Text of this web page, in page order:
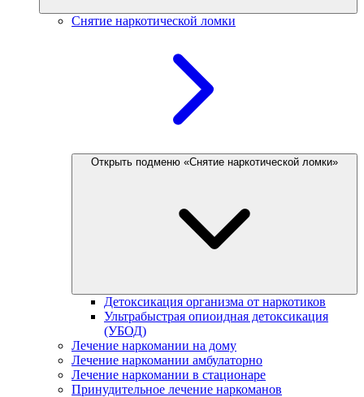
Снятие наркотической ломки
Открыть подменю «Снятие наркотической ломки»
Детоксикация организма от наркотиков
Ультрабыстрая опиоидная детоксикация
(УБОД)
Лечение наркомании на дому
Лечение наркомании амбулаторно
Лечение наркомании в стационаре
Принудительное лечение наркоманов